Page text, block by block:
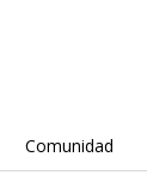
Comunidad